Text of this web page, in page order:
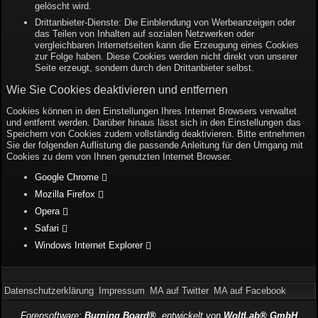
gelöscht wird.
Drittanbieter-Dienste: Die Einblendung von Werbeanzeigen oder
das Teilen von Inhalten auf sozialen Netzwerken oder
vergleichbaren Internetseiten kann die Erzeugung eines Cookies
zur Folge haben. Diese Cookies werden nicht direkt von unserer
Seite erzeugt, sondern durch den Drittanbieter selbst.
Wie Sie Cookies deaktivieren und entfernen
Cookies können in den Einstellungen Ihres Internet Browsers verwaltet
und entfernt werden. Darüber hinaus lässt sich in den Einstellungen das
Speichern von Cookies zudem vollständig deaktivieren. Bitte entnehmen
Sie der folgenden Auflistung die passende Anleitung für den Umgang mit
Cookies zu dem von Ihnen genutzten Internet Browser.
Google Chrome
Mozilla Firefox
Opera
Safari
Windows Internet Explorer
Datenschutzerklärung Impressum MA auf Twitter MA auf Facebook
Forensoftware: Burning Board®, entwickelt von WoltLab® GmbH